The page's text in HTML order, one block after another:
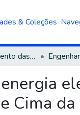
& Coleções
Área do Conhecimento das Engenharias
Cima